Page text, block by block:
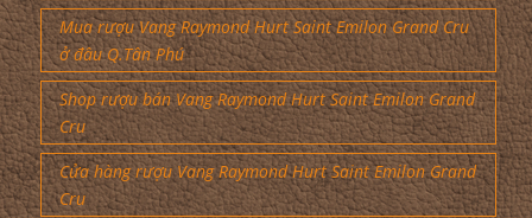
Mua rượu Vang Raymond Hurt Saint Emilon Grand Cru
ở đâu Q.Tân Phú
Shop rượu bán Vang Raymond Hurt Saint Emilon Grand
Cru
Cửa hàng rượu Vang Raymond Hurt Saint Emilon Grand
Cru